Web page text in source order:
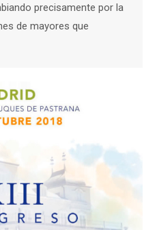
precisamente por la
de mayores que